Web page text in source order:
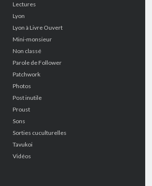
Lectures
Lyon
Lyon à Livre Ouvert
Mini-monsieur
Non classé
Parole de Follower
Patchwork
Photos
Post inutile
Proust
Sons
Sorties cuculturelles
Tavukoi
Vidéos